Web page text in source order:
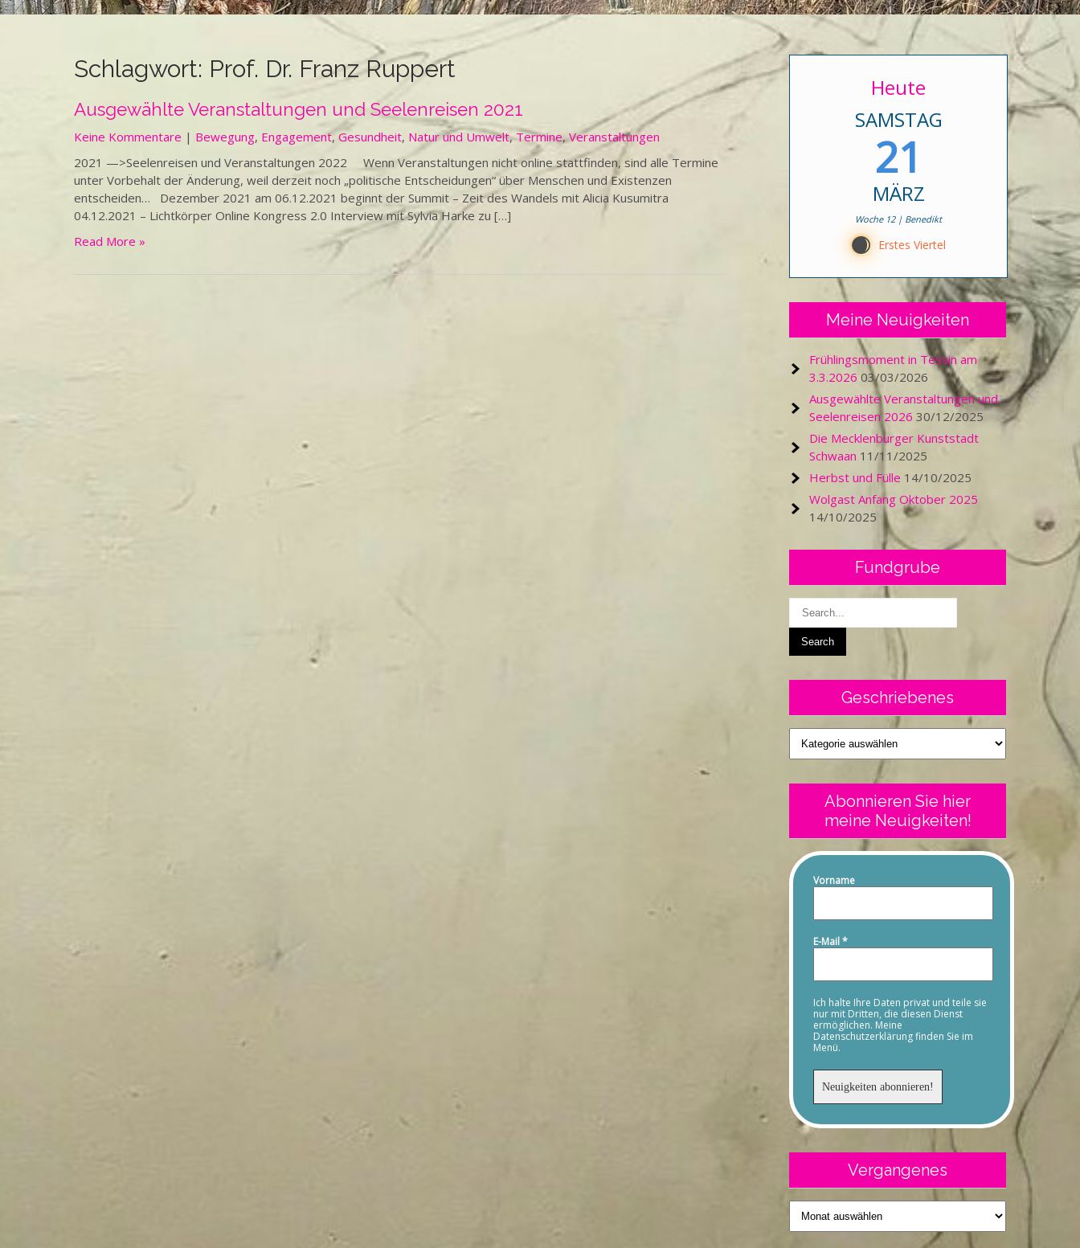
Schlagwort: Prof. Dr. Franz Ruppert
Ausgewählte Veranstaltungen und Seelenreisen 2021
Keine Kommentare | Bewegung, Engagement,Gesundheit, Natur und Umwelt,Termine,Veranstaltungen
2021 —>Seelenreisen und Veranstaltungen 2022 Wenn Veranstaltungen nicht online stattfinden, sind alle Termine
unter Vorbehalt der Änderung, weil derzeit noch „politische Entscheidungen“ über Menschen und Existenzen
entscheiden… Dezember 2021 am 06.12.2021 beginnt der Summit – Zeit des Wandels mit Alicia Kusumitra
04.12.2021 – Lichtkörper Online Kongress 2.0 Interview mit Sylvia Harke zu […]
Read More »
Heute
SAMSTAG
21
MÄRZ
Woche 12 | Benedikt
C Erstes Viertel
Meine Neuigkeiten
Frühlingsmoment in Tessin am
3.3.2026 03/03/2026
Ausgewählte Veranstaltungen und
Seelenreisen 2026 30/12/2025
Die Mecklenburger Kunststadt
Schwaan 11/11/2025
Herbst und Fülle 14/10/2025
Wolgast Anfang Oktober 2025
14/10/2025
Fundgrube
Geschriebenes
Geschriebenes
Abonnieren Sie hier
meine Neuigkeiten!
Vorname
E-Mail*
Ich halte Ihre Daten privat und teile sie
nur mit Dritten, die diesen Dienst
ermöglichen. Meine
Datenschutzerklärung finden Sie im
Menü.
Vergangenes
Vergangenes